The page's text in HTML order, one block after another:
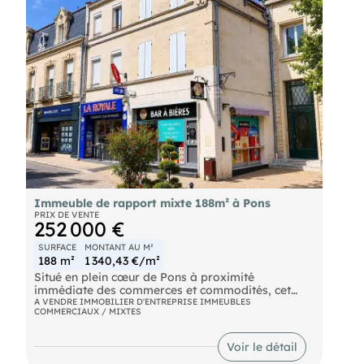
- Prix de vente : 1365000 € TTC F.A.I
- Taxe foncière : 3239 € Preneur
Immeuble de rapport mixte 188m² à Pons
PRIX DE VENTE
252 000 €
SURFACE
188 m²
MONTANT AU M²
1 340,43 €/m²
Situé en plein cœur de Pons à proximité
immédiate des commerces et commodités, cet
immeuble de rapport mixte entièrement loué
représente une excellente opportunité
locative attractive et à son parfait état général.
L'ensemble de cet immeuble développe 188 m² et
A VENDRE IMMOBILIER D'ENTREPRISE IMMEUBLES
COMMERCIAUX / MIXTES
Voir le détail